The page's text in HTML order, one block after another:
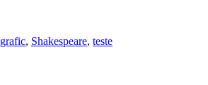
, Shakespeare, teste